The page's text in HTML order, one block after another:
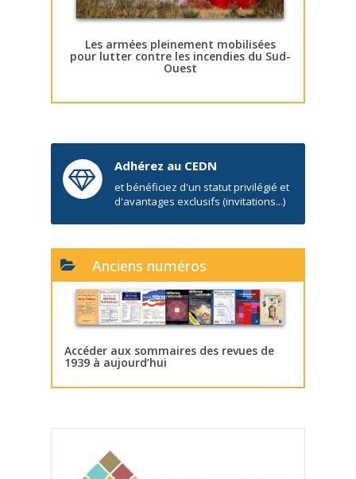
Les armées pleinement mobilisées
pour lutter contre les incendies du Sud-
Ouest
Adhérez au CEDN
et bénéficiez d'un statut privilégié et
d'avantages exclusifs (invitations...)
Anciens numéros
Accéder aux sommaires des revues de
1939 à aujourd’hui